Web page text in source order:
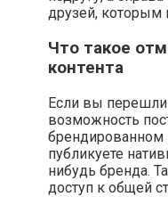
друзей, которым
Что такое
контента
Если вы перешли
возможность
брендированном
публикуете
нибудь бренда.
доступ к общей